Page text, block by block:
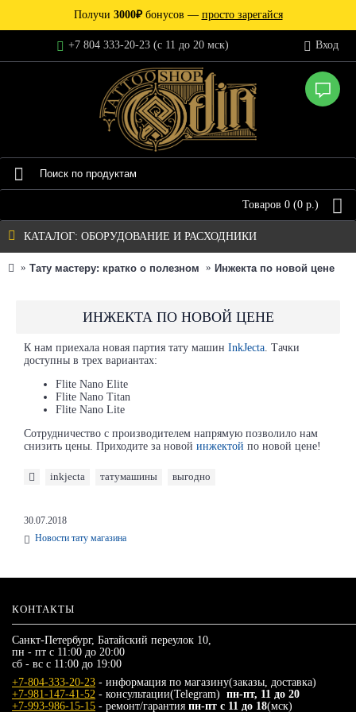
Получи 3000₽бонусов — просто зарегайся
+7 804 333-20-23 (c 11 до 20 мск) Вход
Товаров 0 (0 р.)
КАТАЛОГ: ОБОРУДОВАНИЕ И РАСХОДНИКИ
Тату мастеру: кратко о полезном Инжекта по новой цене
ИНЖЕКТА ПО НОВОЙ ЦЕНЕ
К нам приехала новая партия тату машин InkJecta. Тачки
доступны в трех вариантах:
Flite Nano Elite
Flite Nano Titan
Flite Nano Lite
Сотрудничество с производителем напрямую позволило нам
снизить цены. Приходите за новой инжектой по новой цене!
inkjecta татумашины выгодно
30.07.2018
Новости тату магазина
КОНТАКТЫ
Санкт-Петербург, Батайский переулок 10,
пн - пт с 11:00 до 20:00
сб - вс с 11:00 до 19:00
+7-804-333-20-23 - информация по магазину(заказы, доставка)
+7-981-147-41-52 - консультации(Telegram) пн-пт, 11 до 20
+7-993-986-15-15 - ремонт/гарантия пн-пт с 11 до 18(мск)